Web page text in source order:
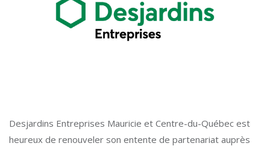
Desjardins Entreprises Mauricie et Centre-du-Québec est
heureux de renouveler son entente de partenariat auprès